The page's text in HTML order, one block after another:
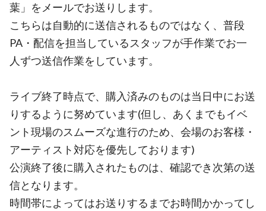
葉」をメールでお送りします。
こちらは自動的に送信されるものではなく、普段
PA・配信を担当しているスタッフが手作業でお一
人ずつ送信作業をしています。
ライブ終了時点で、購入済みのものは当日中にお送
りするように努めています(但し、あくまでもイベ
ント現場のスムーズな進行のため、会場のお客様・
アーティスト対応を優先しております)
公演終了後に購入されたものは、確認でき次第の送
信となります。
時間帯によってはお送りするまでお時間かかってし